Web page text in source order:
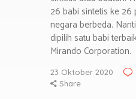
26 babi sintetis ke 26
negara berbeda.
dipilih satu babi
Mirando Corporation.
23 Oktober 2020
Share